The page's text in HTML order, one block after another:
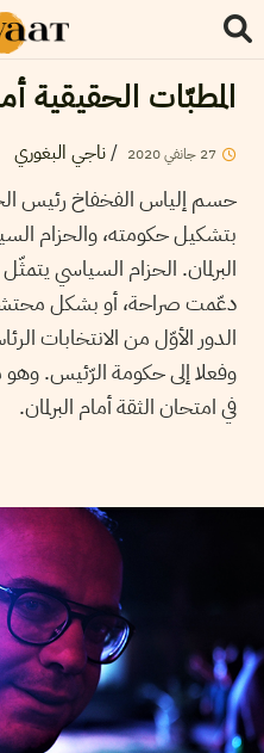
المطبّات الحقيقية
27 جانفي2020
/ناجي البغوري
حسم إلياس الفخفاخ رئيس
بتشكيل حكومته، والحزام
البرلمان. الحزام السياسي
دعّمت صراحة، أو بشكل
الدور الأوّل من الانتخابات
وفعلا إلى حكومة الرّئيس.
في امتحان الثقة أمام البرلمان.